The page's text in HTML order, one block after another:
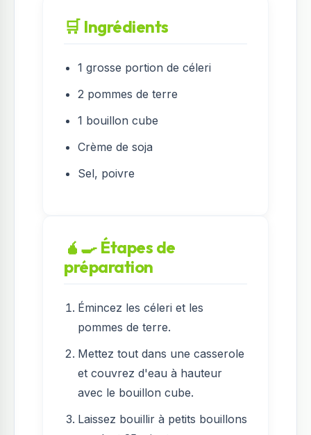
🛒 Ingrédients
1 grosse portion de céleri
2 pommes de terre
1 bouillon cube
Crème de soja
Sel, poivre
🧉‍🍳 Étapes de
préparation
Émincez les céleri et les
pommes de terre.
Mettez tout dans une casserole
et couvrez d'eau à hauteur
avec le bouillon cube.
Laissez bouillir à petits bouillons